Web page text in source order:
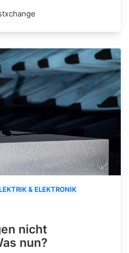
& ELEKTRONIK
nicht
nun?